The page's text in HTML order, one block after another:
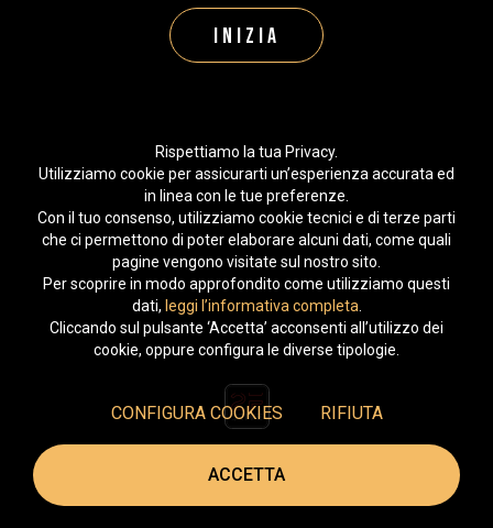
Inizia
Rispettiamo la tua Privacy.
Utilizziamo cookie per assicurarti un’esperienza accurata ed
in linea con le tue preferenze.
Con il tuo consenso, utilizziamo cookie tecnici e di terze parti
che ci permettono di poter elaborare alcuni dati, come quali
pagine vengono visitate sul nostro sito.
Per scoprire in modo approfondito come utilizziamo questi
dati, leggi l’informativa completa
Cliccando sul pulsante ‘Accetta’ acconsenti all’utilizzo dei
cookie, oppure configura le diverse tipologie.
CONFIGURA COOKIES RIFIUTA
ACCETTA